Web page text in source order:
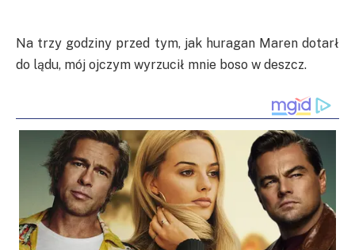
Na trzy godziny przed tym, jak huragan Maren dotarł
do lądu, mój ojczym wyrzucił mnie boso w deszcz.